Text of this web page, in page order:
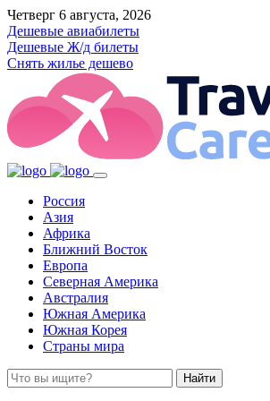
Четверг 6 августа, 2026
Дешевые авиабилеты
Дешевые Ж/д билеты
Снять жилье дешево
Россия
Азия
Африка
Ближний Восток
Европа
Северная Америка
Австралия
Южная Америка
Южная Корея
Страны мира
Найти